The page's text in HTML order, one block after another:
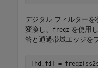
デジタル フィルターを
変換し、
freqz を使用
答と通過帯域エッジを
[hd,fd] =